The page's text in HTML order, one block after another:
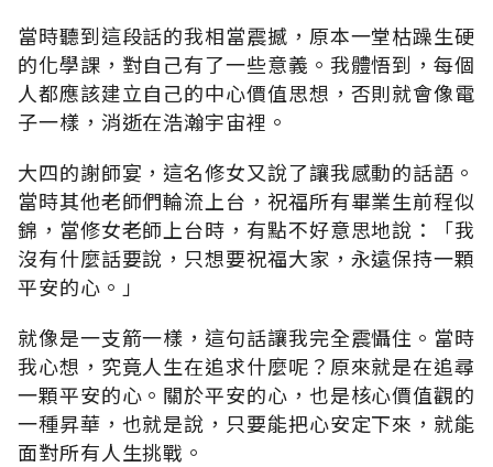
當時聽到這段話的我相當震撼，原本一堂枯躁生硬
的化學課，對自己有了一些意義。我體悟到，每個
人都應該建立自己的中心價值思想，否則就會像電
子一樣，消逝在浩瀚宇宙裡。
大四的謝師宴，這名修女又說了讓我感動的話語。
當時其他老師們輪流上台，祝福所有畢業生前程似
錦，當修女老師上台時，有點不好意思地說：「我
沒有什麼話要說，只想要祝福大家，永遠保持一顆
平安的心。」
就像是一支箭一樣，這句話讓我完全震懾住。當時
我心想，究竟人生在追求什麼呢？原來就是在追尋
一顆平安的心。關於平安的心，也是核心價值觀的
一種昇華，也就是說，只要能把心安定下來，就能
面對所有人生挑戰。